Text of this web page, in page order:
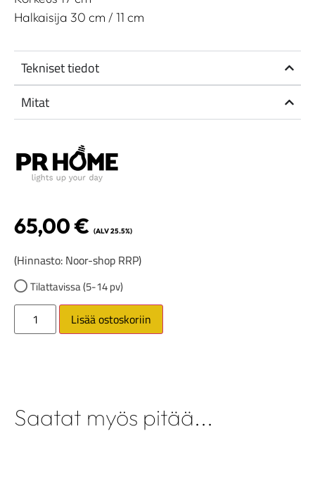
Halkaisija 30 cm / 11 cm
Tekniset tiedot
Mitat
65,00€ (ALV 25.5%)
(Hinnasto: Noor-shop RRP)
Tilattavissa (5-14 pv)
Lisää ostoskoriin
Saatat myös pitää...